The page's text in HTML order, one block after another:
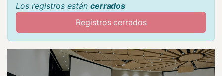
Los registros están cerrados
Registros cerrados